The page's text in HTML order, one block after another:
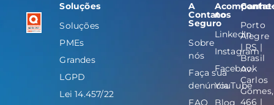
Soluções
Soluções
PMEs
Grandes
LGPD
Lei 14.457/22
A
Contato
Seguro
Sobre
nós
Faça sua
denúncia
FAQ
Acompanhe-
nos
LinkedIn
Instagram
Facebook
YouTube
Blog
Porto
Alegre
| RS |
Brasil
Av.
Carlos
Gomes,
466 |